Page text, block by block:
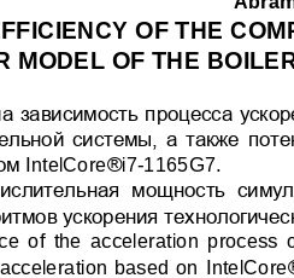
OF THE
MODEL OF THE
зависимость процесса
системы, а также
м IntelCore®i7-1165G7.
мощность
ускорения
of  the  acceleration  process
based on IntelCore